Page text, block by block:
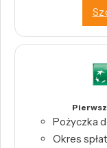
Pożyczka
Okres